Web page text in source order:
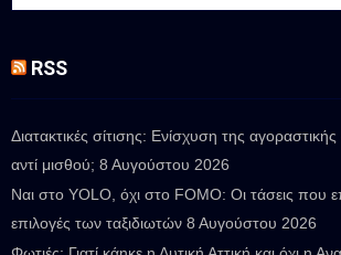
RSS
Διατακτικές σίτισης: Ενίσχυση της
αντί μισθού; 8 Αυγούστου 2026
Ναι στο YOLO, όχι στο FOMO: Οι τάσεις που
επιλογές των ταξιδιωτών 8 Αυγούστου 2026